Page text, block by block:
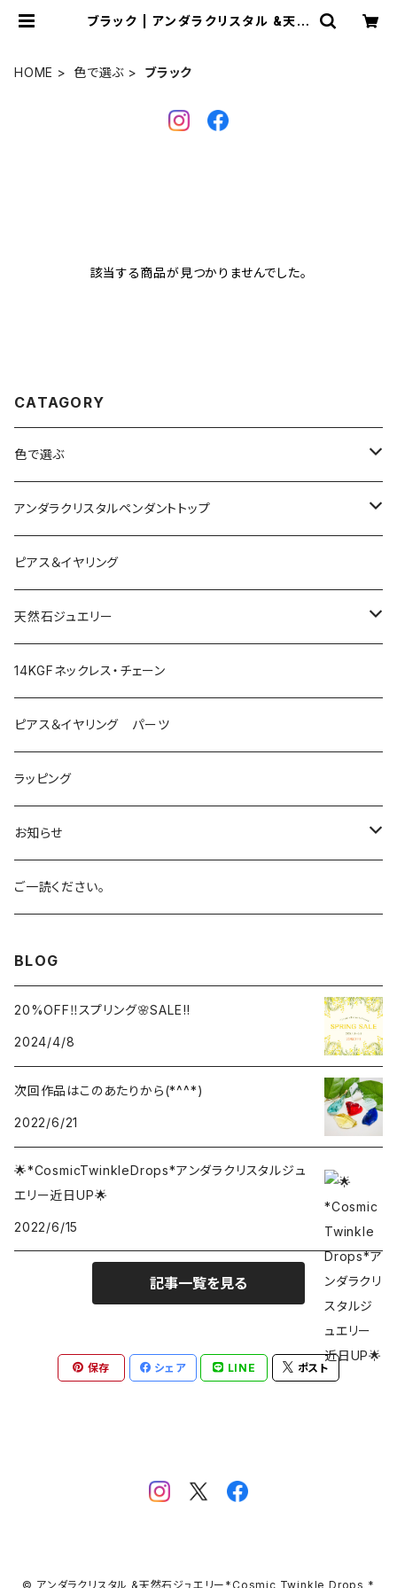
ブラック | アンダラクリスタル &天然
HOME
色で選ぶ ブラック
該当する商品が見つかりませんでした。
CATAGORY
色で選ぶ
ブルー
ピンク
レッド
イエロー
グリーン
オレンジ
ホワイト
バイオレット
レアカラー
アンダラクリスタルペンダントトップ
Amber
Angel Aura
Angel Aura Cismic Ice
Angel Aura Pink
Azul Elysium
Aqua
Celestial Gold
Celestial Sapphire
Cosmic Ice
Dragons Blood
Electric Blue
ピアス＆イヤリング
天然石ジュエリー
ハーキマーダイヤモンド
ブラックガーデンスモーキークォーツ
サンストーン
ルチルクォーツ
アーカンソー産スモーキークォーツ
アクアマリン
シトリン
14KGFネックレス・チェーン
ピアス＆イヤリング パーツ
ラッピング
お知らせ
SALE!
ご一読ください。
BLOG
20%OFF‼︎スプリング🌸SALE‼︎
2024/4/8
次回作品はこのあたりから(*^^*)
2022/6/21
🌟*CosmicTwinkleDrops*アンダラクリスタルジュ
エリー近日UP🌟
2022/6/15
記事一覧を見る
保存 シェア LINE ポスト
© アンダラクリスタル &天然石ジュエリー*Cosmic Twinkle Drops *